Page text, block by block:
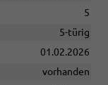
5
5-türig
01.02.2026
vorhanden